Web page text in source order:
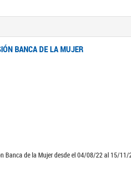
BANCA DE LA MUJER
Banca de la Mujer desde el 04/08/22 al 15/